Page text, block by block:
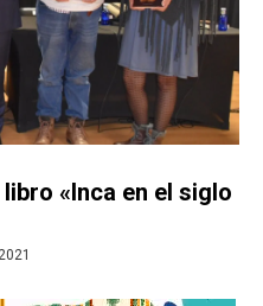
«Inca en el siglo